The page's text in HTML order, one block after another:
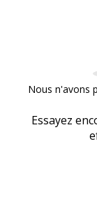
Nous n'avons
Essayez